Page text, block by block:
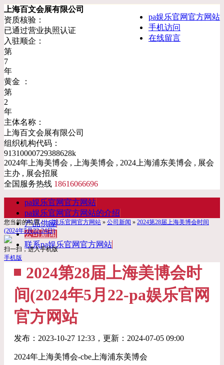
pa娱乐官网官方网站
手机访问
在线留言
上海百文会展有限公司
资质核验：
已通过营业执照认证
入驻顺企：
第
7
年
黄金 ：
第
2
年
主体名称：
上海百文会展有限公司
组织机构代码：
91310000729388628k
2024年上海美博会 , 上海美博会 , 2024上海浦东美博会 , 展会
主办 , 展会招展
全国服务热线 18616066696
pa娱乐官网官方网站
pa娱乐官网官方网站的介绍
产品供应
公司新闻
联系pa娱乐官网官方网站
您当前的位置：pa娱乐官网官方网站 » 公司新闻 » 2024第28届上海美博会时间
(2024年5月22-24日)
扫一扫，进入手机版
手机版
2024第28届上海美博会时
间(2024年5月22-pa娱乐官网
官方网站
发布： 2023-10-27 12:33 ，更新： 2024-07-05 09:00
2024年上海美博会-cbe上海浦东美博会